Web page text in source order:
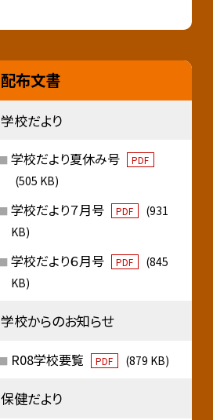
配布文書
学校だより
学校だより夏休み号 PDF
(505 KB)
学校だより７月号 PDF
(931
KB)
学校だより６月号 PDF
(845
KB)
学校からのお知らせ
R08学校要覧 PDF (879 KB)
保健だより